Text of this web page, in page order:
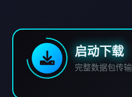
启动下载
完整数据包传输